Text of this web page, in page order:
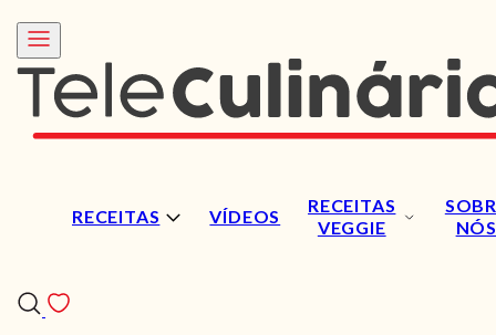
RECEITAS VÍDEOS
RECEITAS
VEGGIE
NÓS